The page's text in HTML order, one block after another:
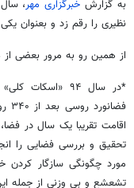
به گزارش خبرگزاری مهر
نظیری را رقم زد و بعنوان
از همین رو به مرور بعضی از
*در سال ۹۴
تحقیق و بررسی فضایی را
مورد چگونگی سازگار کردن
تشعشع و بی وزنی از جمله